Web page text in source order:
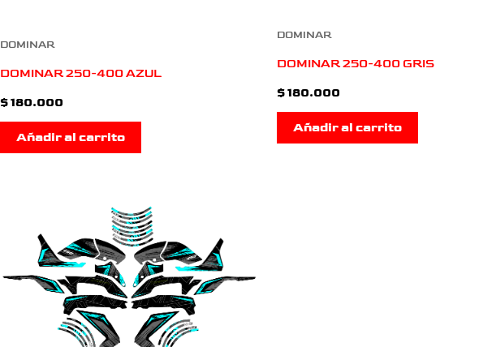
DOMINAR
DOMINAR 250-400 AZUL
$180.000
Añadir al carrito
DOMINAR
DOMINAR 250-400 GRIS
$180.000
Añadir al carrito